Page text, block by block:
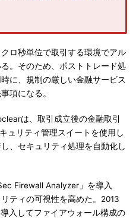
ロ秒単位で取引する環境でアル
。そのため、ポストトレード処
に、規制の厳しい金融サービス
項になる。
は、取引成立後の金融取引
ュリティ管理スイートを使用し
、セキュリティ処理を自動化し
Firewall Analyzer」を導入
ティの可視性を高めた。2013
入してファイアウォール構成の